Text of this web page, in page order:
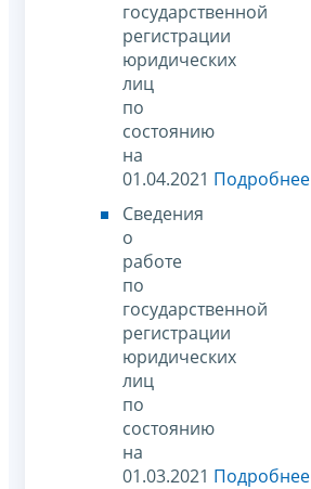
государственной
регистрации
юридических
лиц
по
состоянию
на
01.04.2021 Подробнее
Сведения
о
работе
по
государственной
регистрации
юридических
лиц
по
состоянию
на
01.03.2021 Подробнее